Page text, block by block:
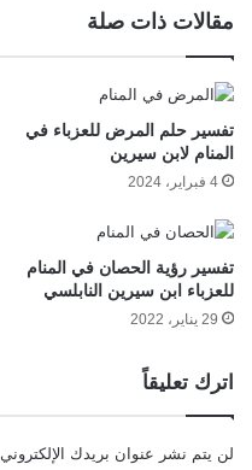
مقالات ذات صلة
تفسير حلم المرض للعزباء في
المنام لابن سيرين
4 فبراير، 2024
تفسير رؤية الحصان في المنام
للعزباء ابن سيرين النابلسي
29 يناير، 2022
اترك تعليقاً
لن يتم نشر عنوان بريدك الإلكتروني.